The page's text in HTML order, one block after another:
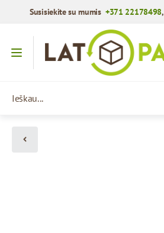
Susisiekite su mumis+371 22178498,